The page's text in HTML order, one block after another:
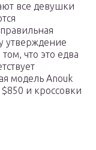
все девушки
утверждение
что это едва
модель Anouk
и кроссовки